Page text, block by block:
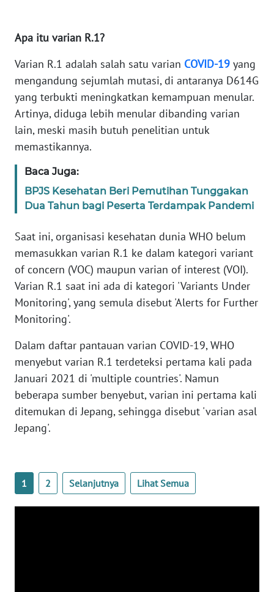
Apa itu varian R.1?
Varian R.1 adalah salah satu varian COVID-19 yang
mengandung sejumlah mutasi, di antaranya D614G
yang terbukti meningkatkan kemampuan menular.
Artinya, diduga lebih menular dibanding varian
lain, meski masih butuh penelitian untuk
memastikannya.
Baca Juga:
BPJS Kesehatan Beri Pemutihan Tunggakan
Dua Tahun bagi Peserta Terdampak Pandemi
Saat ini, organisasi kesehatan dunia WHO belum
memasukkan varian R.1 ke dalam kategori variant
of concern (VOC) maupun varian of interest (VOI).
Varian R.1 saat ini ada di kategori 'Variants Under
Monitoring', yang semula disebut 'Alerts for Further
Monitoring'.
Dalam daftar pantauan varian COVID-19, WHO
menyebut varian R.1 terdeteksi pertama kali pada
Januari 2021 di 'multiple countries'. Namun
beberapa sumber benyebut, varian ini pertama kali
ditemukan di Jepang, sehingga disebut 'varian asal
Jepang'.
1 2 Selanjutnya Lihat Semua
PEDOMAN
SIBER
REDAKSI
KARIR
Wahana
WN
SUMUT
WN
JAKARTA
WN
BANTEN
WN
WN
KEPRI